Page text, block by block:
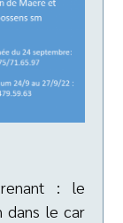
: le
dans le car